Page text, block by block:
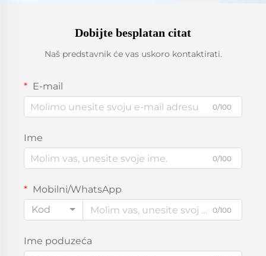
Dobijte besplatan citat
Naš predstavnik će vas uskoro kontaktirati.
E-mail
0/100
Ime
0/100
Mobilni/WhatsApp
Kod
0/100
Ime poduzeća